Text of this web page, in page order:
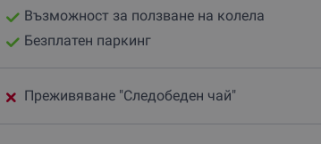
Възможност за ползване на колела
Безплатен паркинг
Преживяване "Следобеден чай"